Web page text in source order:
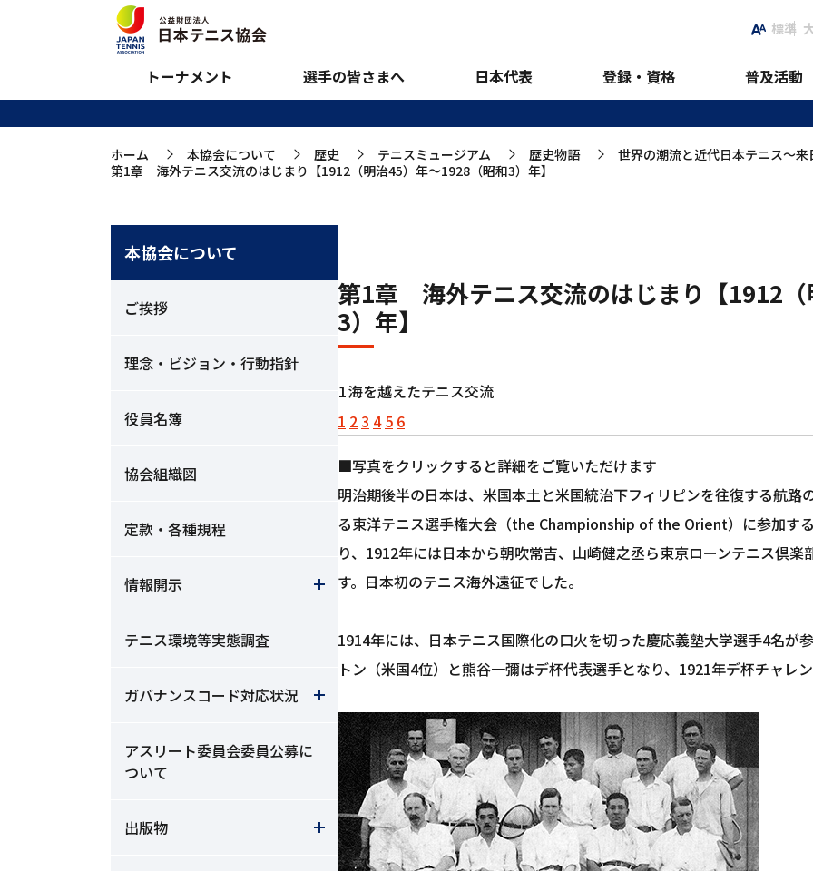
標準
トーナメント 選手の皆さまへ 日本代表 登録・資格 普及活動
第1章 海外テニス交流のはじまり【1912（明
和3）年】
ホーム >
本協会について >
歴史 >
テニスミュージアム >
歴史物語 >
世界の潮流と近代日本テニス～
第1章 海外テニス交流のはじまり【1912（明治45）年～1928（昭和3）年】
第1章 海外テニス交流のはじまり【1912
3）年】
1海を越えたテニス交流
1 23 4 5 6
■写真をクリックすると詳細をご覧いただけます
明治期後半の日本は、米国本土と米国統治下フィリピンを往復する航路
る東洋テニス選手権大会（the Championship of the Orient）に参加す
り、1912年には日本から朝吹常吉、山崎健之丞ら東京ローンテニス倶
す。日本初のテニス海外遠征でした。
1914年には、日本テニス国際化の口火を切った慶応義塾大学選手4名が
トン（米国4位）と熊谷一彌はデ杯代表選手となり、1921年デ杯チャレ
本協会について
ご挨拶
理念・ビジョン・行動指針
役員名簿
協会組織図
定款・各種規程
情報開示
テニス環境等実態調査
ガバナンスコード対応状況
アスリート委員会委員公募に
ついて
出版物